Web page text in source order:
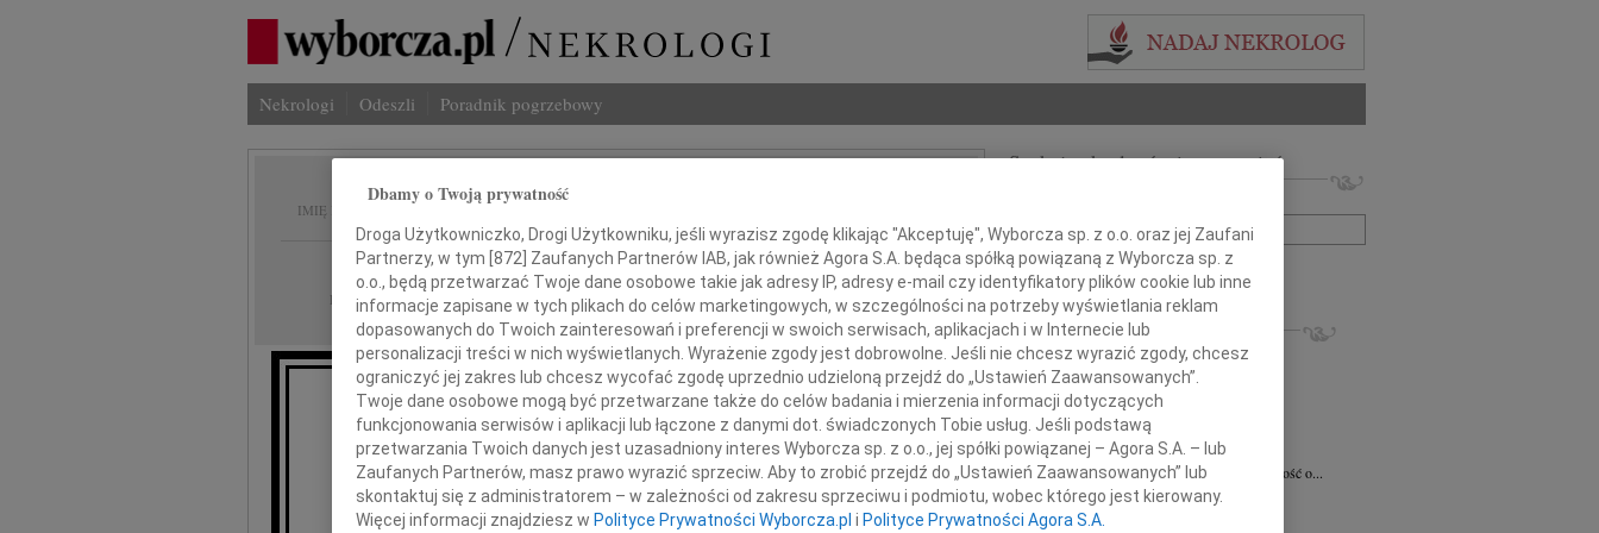
Nekrologi Odeszli Poradnik pogrzebowy
IMIĘ I NAZWISKO: Stefan Siczek
REGION: Radom
DATA EMISJI: 02.08.2012
Społeczność akademicka Politechniki Radomskiej
z nieukrywanym żalem i smutkiem
Szukaj nekrologów i wspomnień
+ szukanie zaawansowane
INNE NEKROLOGI
06.08.2026Radom
Annie Ciskowskiej wyrazy najgłębszego...
Zdzisław Maszkiewicz
Z ogromnym smutkiem i żalem przyjąłem...
Danuta Grabowska07.07.2026Radom
Z ogromnym smutkiem przyjęliśmy wiadomość o...
26.05.2026Radom
Panu Dariuszowi Piątkowi Dyrektorowi...
Dbamy o Twoją prywatność
Droga Użytkowniczko, Drogi Użytkowniku, jeśli wyrazisz zgodę klikając "Akceptuję", Wyborcza sp. z o.o. oraz jej Zaufani
Partnerzy, w tym [872] Zaufanych Partnerów IAB, jak również Agora S.A. będąca spółką powiązaną z Wyborcza sp. z
o.o., będą przetwarzać Twoje dane osobowe takie jak adresy IP, adresy e-mail czy identyfikatory plików cookie lub inne
informacje zapisane w tych plikach do celów marketingowych, w szczególności na potrzeby wyświetlania reklam
dopasowanych do Twoich zainteresowań i preferencji w swoich serwisach, aplikacjach i w Internecie lub
personalizacji treści w nich wyświetlanych. Wyrażenie zgody jest dobrowolne. Jeśli nie chcesz wyrazić zgody, chcesz
ograniczyć jej zakres lub chcesz wycofać zgodę uprzednio udzieloną przejdź do „Ustawień Zaawansowanych”.
Twoje dane osobowe mogą być przetwarzane także do celów badania i mierzenia informacji dotyczących
funkcjonowania serwisów i aplikacji lub łączone z danymi dot. świadczonych Tobie usług. Jeśli podstawą
przetwarzania Twoich danych jest uzasadniony interes Wyborcza sp. z o.o., jej spółki powiązanej – Agora S.A. – lub
Zaufanych Partnerów, masz prawo wyrazić sprzeciw. Aby to zrobić przejdź do „Ustawień Zaawansowanych” lub
skontaktuj się z administratorem – w zależności od zakresu sprzeciwu i podmiotu, wobec którego jest kierowany.
Więcej informacji znajdziesz w Polityce Prywatności Wyborcza.pl i Polityce Prywatności Agora S.A.